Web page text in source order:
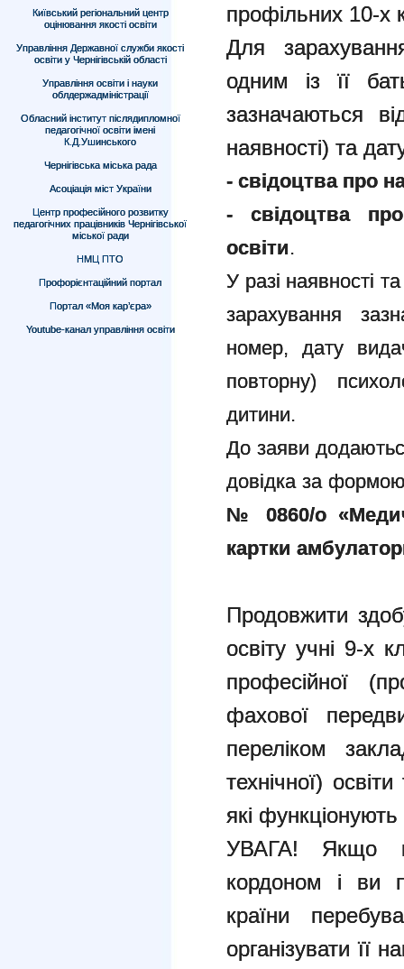
Київський регіональний центр
оцінювання якості освіти
Управління Державної служби якості
освіти у Чернігівській області
Управління освіти і науки
облдержадміністрації
Обласний інститут післядипломної
педагогічної освіти імені
К.Д.Ушинського
Чернігівська міська рада
Асоціація міст України
Центр професійного розвитку
педагогічних працівників Чернігівської
міської ради
НМЦ ПТО
Профорієнтаційний портал
Портал «Моя кар’єра»
Youtube-канал управління освіти
профільних 10-х
Для
одним із її
зазначаються
наявності) та
- свідоцтва про
- свідоцтва
освіти.
У разі наявності
зарахування
номер, дату
повторну)
дитини.
До заяви
довідка за формою
№ 0860/о
картки
Продовжити
освіту учні 9-х
професійної
фахової
переліком
технічної)
які
УВАГА! Якщо
кордоном і ви
країни
організувати